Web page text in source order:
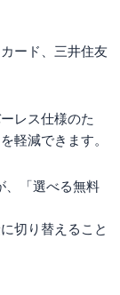
ード、三井住友
レス仕様のた
軽減できます。
、「選べる無料
切り替えること